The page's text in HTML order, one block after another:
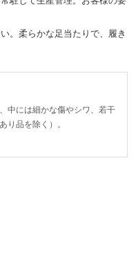
。柔らかな足当たりで、履き
中には細かな傷やシワ、若干
り品を除く）。